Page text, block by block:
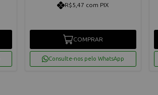
R$5,47 com PIX
COMPRAR
Consulte-nos pelo WhatsApp